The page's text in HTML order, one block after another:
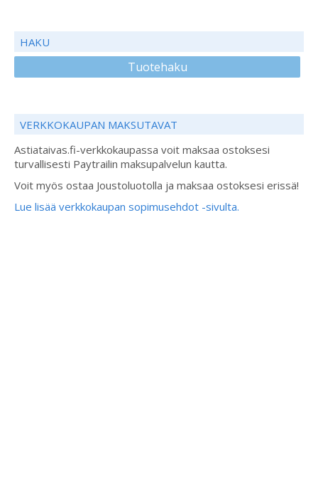
HAKU
Tuotehaku
VERKKOKAUPAN MAKSUTAVAT
Astiataivas.fi-verkkokaupassa voit maksaa ostoksesi
turvallisesti Paytrailin maksupalvelun kautta.
Voit myös ostaa Joustoluotolla ja maksaa ostoksesi erissä!
Lue lisää verkkokaupan sopimusehdot -sivulta.